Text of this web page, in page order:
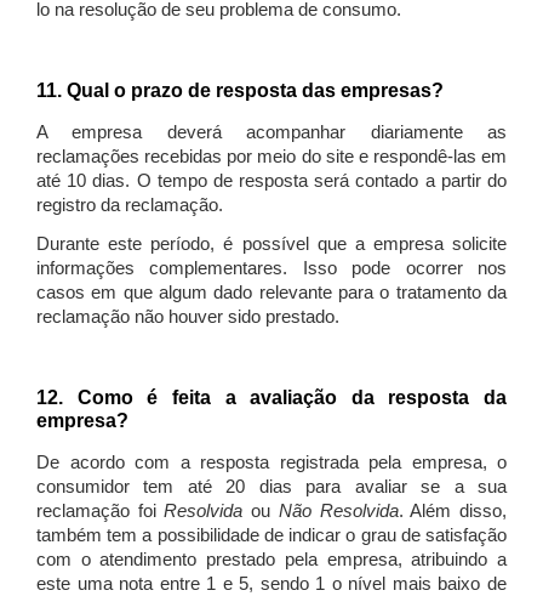
lo na resolução de seu problema de consumo.
11. Qual o prazo de resposta das empresas?
A empresa deverá acompanhar diariamente as
reclamações recebidas por meio do site e respondê-las em
até 10 dias. O tempo de resposta será contado a partir do
registro da reclamação.
Durante este período, é possível que a empresa solicite
informações complementares. Isso pode ocorrer nos
casos em que algum dado relevante para o tratamento da
reclamação não houver sido prestado.
12. Como é feita a avaliação da resposta da
empresa?
De acordo com a resposta registrada pela empresa, o
consumidor tem até 20 dias para avaliar se a sua
reclamação foiResolvida ou Não Resolvida. Além disso,
também tem a possibilidade de indicar o grau de satisfação
com o atendimento prestado pela empresa, atribuindo a
este uma nota entre 1 e 5, sendo 1 o nível mais baixo de